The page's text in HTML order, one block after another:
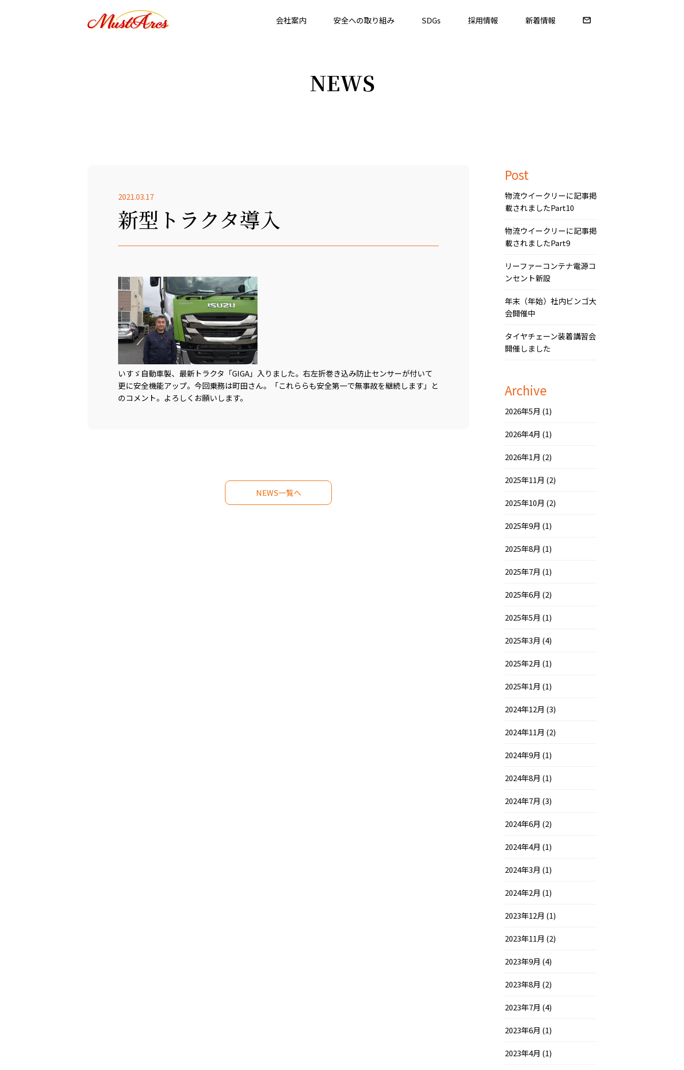
会社案内 安全への取り組み SDGs 採用情報 新着情報
NEWS
2021.03.17
新型トラクタ導入
いすゞ自動車製、最新トラクタ「GIGA」入りました。右左折巻き込み防止センサーが付いて
更に安全機能アップ。今回乗務は町田さん。「これららも安全第一で無事故を継続します」と
のコメント。よろしくお願いします。
NEWS一覧へ
Post
物流ウイークリーに記事掲
載されましたPart10
物流ウイークリーに記事掲
載されましたPart9
リーファーコンテナ電源コ
ンセント新設
年末（年始）社内ビンゴ大
会開催中
タイヤチェーン装着講習会
開催しました
Archive
2026年5月 (1)
2026年4月 (1)
2026年1月 (2)
2025年11月 (2)
2025年10月 (2)
2025年9月 (1)
2025年8月 (1)
2025年7月 (1)
2025年6月 (2)
2025年5月 (1)
2025年3月 (4)
2025年2月 (1)
2025年1月 (1)
2024年12月 (3)
2024年11月 (2)
2024年9月 (1)
2024年8月 (1)
2024年7月 (3)
2024年6月 (2)
2024年4月 (1)
2024年3月 (1)
2024年2月 (1)
2023年12月 (1)
2023年11月 (2)
2023年9月 (4)
2023年8月 (2)
2023年7月 (4)
2023年6月 (1)
2023年4月 (1)